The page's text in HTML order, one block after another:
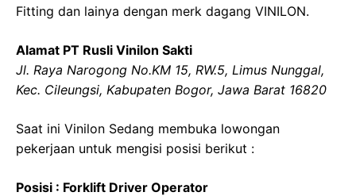
Fitting dan lainya dengan merk dagang VINILON.
Alamat PT Rusli Vinilon Sakti
Jl. Raya Narogong No.KM 15, RW.5, Limus Nunggal,
Kec. Cileungsi, Kabupaten Bogor, Jawa Barat 16820
Saat ini Vinilon Sedang membuka lowongan
pekerjaan untuk mengisi posisi berikut :
Posisi : Forklift Driver Operator